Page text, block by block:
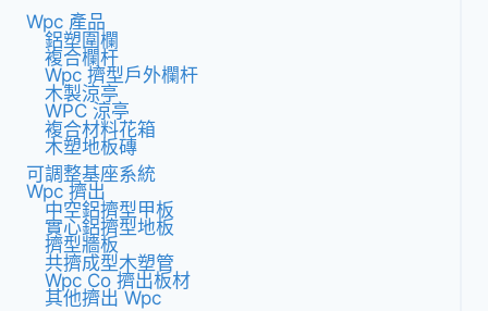
的
戶
外
解
決
方
案
Wpc 產品
鋁塑圍欄
複合欄杆
Wpc 擠型戶外欄杆
木製涼亭
WPC 涼亭
複合材料花箱
木塑地板磚
可調整基座系統
Wpc 擠出
中空鋁擠型甲板
實心鋁擠型地板
擠型牆板
共擠成型木塑管
Wpc Co 擠出板材
其他擠出 Wpc